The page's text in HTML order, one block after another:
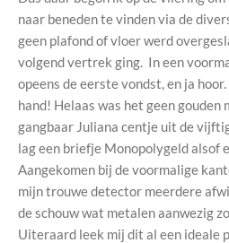
naar beneden te vinden via de
geen plafond of vloer werd
volgend vertrek ging. In een
opeens de eerste vondst, en ja
hand! Helaas was het geen gouden
gangbaar Juliana centje uit de
lag een briefje Monopolygeld alsof
Aangekomen bij de voormalige
mijn trouwe detector meerdere
de schouw wat metalen aanwezig
Uiteraard leek mij dit al een ideale